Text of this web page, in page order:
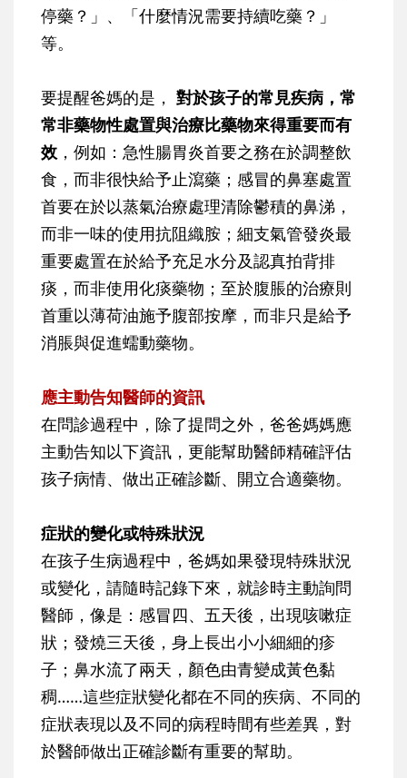
停藥？」、「什麼情況需要持續吃藥？」
等。
要提醒爸媽的是， 對於孩子的常見疾病，常
常非藥物性處置與治療比藥物來得重要而有
效 ，例如：急性腸胃炎首要之務在於調整飲
食，而非很快給予止瀉藥；感冒的鼻塞處置
首要在於以蒸氣治療處理清除鬱積的鼻涕，
而非一味的使用抗阻織胺；細支氣管發炎最
重要處置在於給予充足水分及認真拍背排
痰，而非使用化痰藥物；至於腹脹的治療則
首重以薄荷油施予腹部按摩，而非只是給予
消脹與促進蠕動藥物。
應主動告知醫師的資訊
在問診過程中，除了提問之外，爸爸媽媽應
主動告知以下資訊，更能幫助醫師精確評估
孩子病情、做出正確診斷、開立合適藥物。
症狀的變化或特殊狀況
在孩子生病過程中，爸媽如果發現特殊狀況
或變化，請隨時記錄下來，就診時主動詢問
醫師，像是：感冒四、五天後，出現咳嗽症
狀；發燒三天後，身上長出小小細細的疹
子；鼻水流了兩天，顏色由青變成黃色黏
稠……這些症狀變化都在不同的疾病、不同的
症狀表現以及不同的病程時間有些差異，對
於醫師做出正確診斷有重要的幫助。